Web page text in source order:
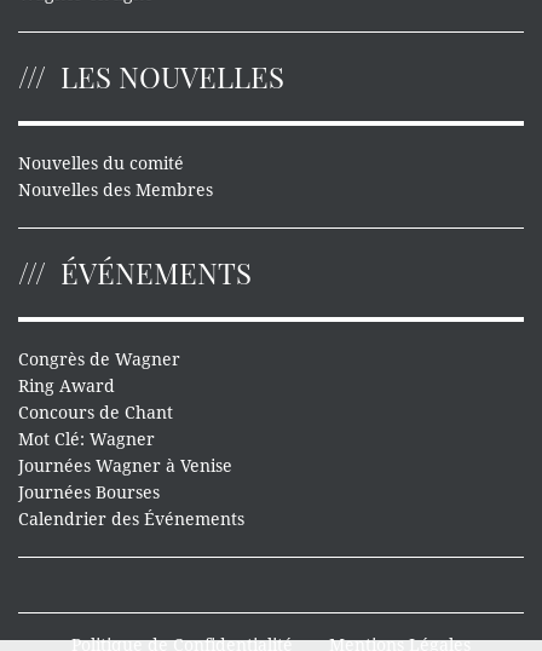
LES NOUVELLES
Nouvelles du comité
Nouvelles des Membres
ÉVÉNEMENTS
Congrès de Wagner
Ring Award
Concours de Chant
Mot Clé: Wagner
Journées Wagner à Venise
Journées Bourses
Calendrier des Événements
Politique de Confidentialité Mentions Légales